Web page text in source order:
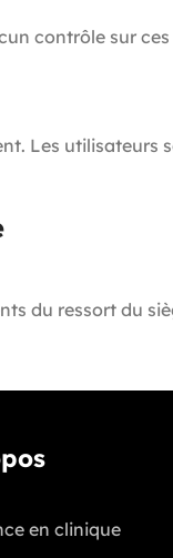
contrôle sur
Les
du ressort du
en clinique